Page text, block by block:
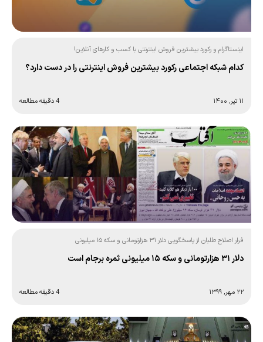
اینستاگرام و رکورد بیشترین فروش اینترنتی با کسب و کارهای آنلاین!
کدام شبکه اجتماعی رکورد بیشترین فروش اینترنتی را در دست دارد؟
۱۱ تیر, ۱۴۰۰ 4 دقیقه مطالعه
فرار اصلاح طلبان از پاسخگویی دلار ۳۱ هزارتومانی و سکه ۱۵ میلیونی
دلار ۳۱ هزارتومانی و سکه ۱۵ میلیونی ثمره برجام است
۲۲ مهر, ۱۳۹۹ 4 دقیقه مطالعه